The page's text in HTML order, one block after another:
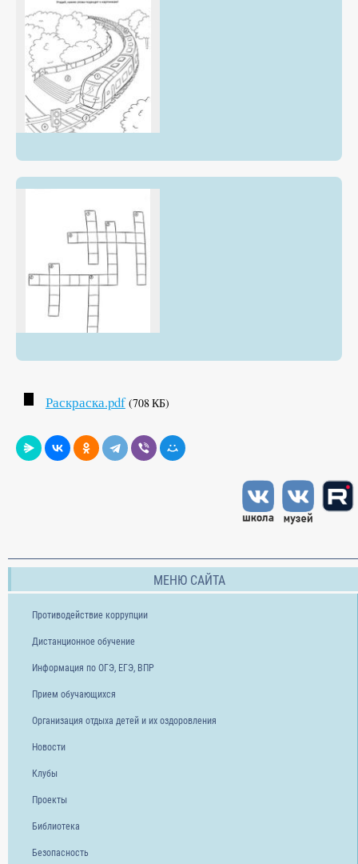
Раскраска.pdf (708 КБ)
МЕНЮ САЙТА
Противодействие коррупции
Дистанционное обучение
Информация по ОГЭ, ЕГЭ, ВПР
Прием обучающихся
Организация отдыха детей и их оздоровления
Новости
Клубы
Проекты
Библиотека
Безопасность